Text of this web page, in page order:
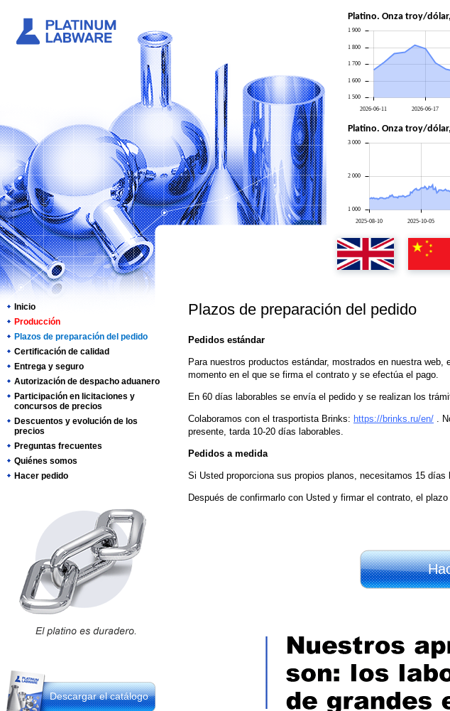
Platino. Onza troy/
2026-06-11 2026-06-17
1 500
1 600
1 700
1 800
1 900
Platino. Onza troy/
2025-08-10 2025-10-05
1 000
2 000
3 000
Inicio
Producción
Plazos de preparación del pedido
Certificación de calidad
Entrega y seguro
Autorización de despacho aduanero
Participación en licitaciones y
concursos de precios
Descuentos y evolución de los
precios
Preguntas frecuentes
Quiénes somos
Hacer pedido
Descargar el catálogo
Plazos de preparación del pedido
Pedidos estándar
Para nuestros productos estándar, mostrados en nuestra
momento en el que se firma el contrato y se efectúa el pago.
En 60 días laborables se envía el pedido y se realizan los
Colaboramos con el trasportista Brinks: https://brinks.ru/en/ .
presente, tarda 10-20 días laborables.
Pedidos a medida
Si Usted proporciona sus propios planos, necesitamos 15
Después de confirmarlo con Usted y firmar el contrato, el